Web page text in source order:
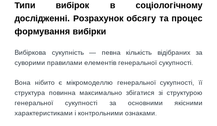
Типи вибірок в соціологічному
дослідженні. Розрахунок обсягу та процес
формування вибірки
Вибіркова сукупність — певна кількість відібраних за
суворими правилами елементів генеральної сукупності.
Вона нібито є мікромоделлю генеральної сукупності, її
структура повинна максимально збігатися зі структурою
генеральної сукупності за основними якісними
характеристиками і контрольними ознаками.